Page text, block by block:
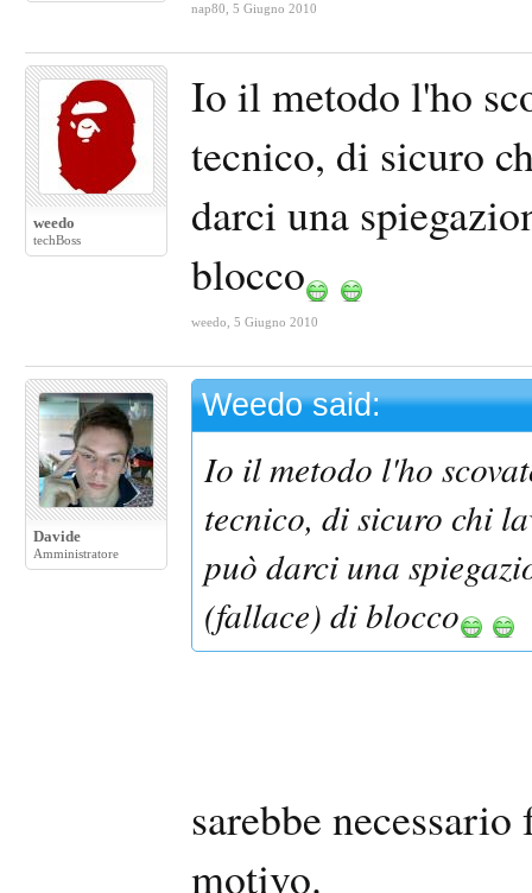
nap80 5 Giugno 2010
weedo
techBoss
Io il metodo l'ho
tecnico, di sicuro
darci una
blocco
weedo 5 Giugno 2010
Davide
Amministratore
Weedo said:
Io il metodo l'ho
tecnico, di sicuro chi
può darci una
(fallace) di blocco
sarebbe
motivo.